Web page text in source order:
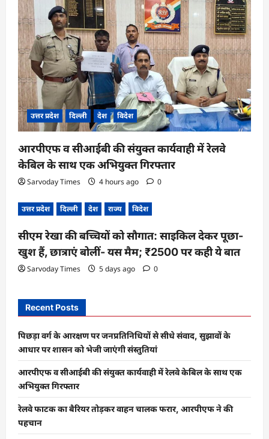
उत्तर प्रदेश दिल्ली देश विदेश
आरपीएफ व सीआईबी की संयुक्त कार्यवाही में रेलवे
केबिल के साथ एक अभियुक्त गिरफ्तार
Sarvoday Times 4 hours ago 0
उत्तर प्रदेश दिल्ली देश राज्य विदेश
सीएम रेखा की बच्चियों को सौगात: साइकिल देकर पूछा-
खुश हैं, छात्राएं बोलीं- यस मैम; ₹2500 पर कही ये बात
Sarvoday Times 5 days ago 0
Recent Posts
पिछड़ा वर्ग के आरक्षण पर जनप्रतिनिधियों से सीधे संवाद, सुझावों के
आधार पर शासन को भेजी जाएंगी संस्तुतियां
आरपीएफ व सीआईबी की संयुक्त कार्यवाही में रेलवे केबिल के साथ एक
अभियुक्त गिरफ्तार
रेलवे फाटक का बैरियर तोड़कर वाहन चालक फरार, आरपीएफ ने की
पहचान